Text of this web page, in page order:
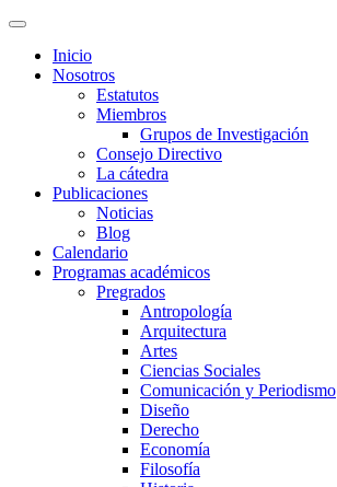
Inicio
Nosotros
Estatutos
Miembros
Grupos de Investigación
Consejo Directivo
La cátedra
Publicaciones
Noticias
Blog
Calendario
Programas académicos
Pregrados
Antropología
Arquitectura
Artes
Ciencias Sociales
Comunicación y Periodismo
Diseño
Derecho
Economía
Filosofía